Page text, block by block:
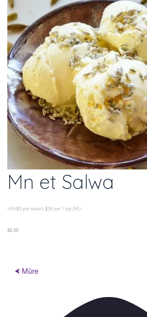
Mn et Salwa
<h5>$5 par boule\ $34 par 1 kg</h5>
$5.00
⮜ Mûre